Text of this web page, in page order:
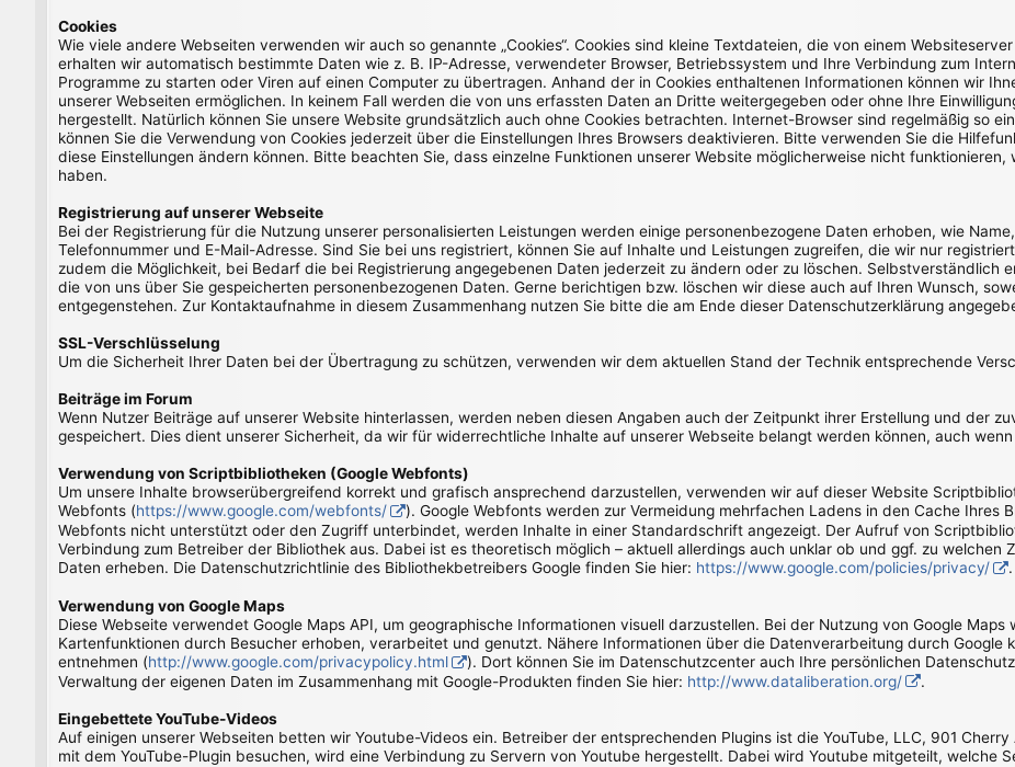
Cookies
Wie viele andere Webseiten verwenden wir auch so genannte „Cookies“. Cookies sind kleine Textdateien, die von einem
erhalten wir automatisch bestimmte Daten wie z. B. IP-Adresse, verwendeter Browser, Betriebssystem und Ihre Verbindung zum
Programme zu starten oder Viren auf einen Computer zu übertragen. Anhand der in Cookies enthaltenen Informationen können wir
unserer Webseiten ermöglichen. In keinem Fall werden die von uns erfassten Daten an Dritte weitergegeben oder ohne Ihre
hergestellt. Natürlich können Sie unsere Website grundsätzlich auch ohne Cookies betrachten. Internet-Browser sind regelmäßig so
können Sie die Verwendung von Cookies jederzeit über die Einstellungen Ihres Browsers deaktivieren. Bitte verwenden Sie die
diese Einstellungen ändern können. Bitte beachten Sie, dass einzelne Funktionen unserer Website möglicherweise nicht
haben.
Registrierung auf unserer Webseite
Bei der Registrierung für die Nutzung unserer personalisierten Leistungen werden einige personenbezogene Daten erhoben, wie
Telefonnummer und E-Mail-Adresse. Sind Sie bei uns registriert, können Sie auf Inhalte und Leistungen zugreifen, die wir nur
zudem die Möglichkeit, bei Bedarf die bei Registrierung angegebenen Daten jederzeit zu ändern oder zu löschen. Selbstverständlich
die von uns über Sie gespeicherten personenbezogenen Daten. Gerne berichtigen bzw. löschen wir diese auch auf Ihren Wunsch,
entgegenstehen. Zur Kontaktaufnahme in diesem Zusammenhang nutzen Sie bitte die am Ende dieser Datenschutzerklärung
SSL-Verschlüsselung
Um die Sicherheit Ihrer Daten bei der Übertragung zu schützen, verwenden wir dem aktuellen Stand der Technik entsprechende
Beiträge im Forum
Wenn Nutzer Beiträge auf unserer Website hinterlassen, werden neben diesen Angaben auch der Zeitpunkt ihrer Erstellung und der
gespeichert. Dies dient unserer Sicherheit, da wir für widerrechtliche Inhalte auf unserer Webseite belangt werden können, auch
Verwendung von Scriptbibliotheken (Google Webfonts)
Um unsere Inhalte browserübergreifend korrekt und grafisch ansprechend darzustellen, verwenden wir auf dieser Website
Webfonts (https://www.google.com/webfonts/
). Google Webfonts werden zur Vermeidung mehrfachen Ladens in den Cache Ihres
Webfonts nicht unterstützt oder den Zugriff unterbindet, werden Inhalte in einer Standardschrift angezeigt. Der Aufruf von
Verbindung zum Betreiber der Bibliothek aus. Dabei ist es theoretisch möglich – aktuell allerdings auch unklar ob und ggf. zu welchen
Daten erheben. Die Datenschutzrichtlinie des Bibliothekbetreibers Google finden Sie hier: https://www.google.com/policies/privacy/ .
Verwendung von Google Maps
Diese Webseite verwendet Google Maps API, um geographische Informationen visuell darzustellen. Bei der Nutzung von Google
Kartenfunktionen durch Besucher erhoben, verarbeitet und genutzt. Nähere Informationen über die Datenverarbeitung durch Google
entnehmen (http://www.google.com/privacypolicy.html
). Dort können Sie im Datenschutzcenter auch Ihre persönlichen
Verwaltung der eigenen Daten im Zusammenhang mit Google-Produkten finden Sie hier: http://www.dataliberation.org/ .
Eingebettete YouTube-Videos
Auf einigen unserer Webseiten betten wir Youtube-Videos ein. Betreiber der entsprechenden Plugins ist die YouTube, LLC, 901
mit dem YouTube-Plugin besuchen, wird eine Verbindung zu Servern von Youtube hergestellt. Dabei wird Youtube mitgeteilt, welche